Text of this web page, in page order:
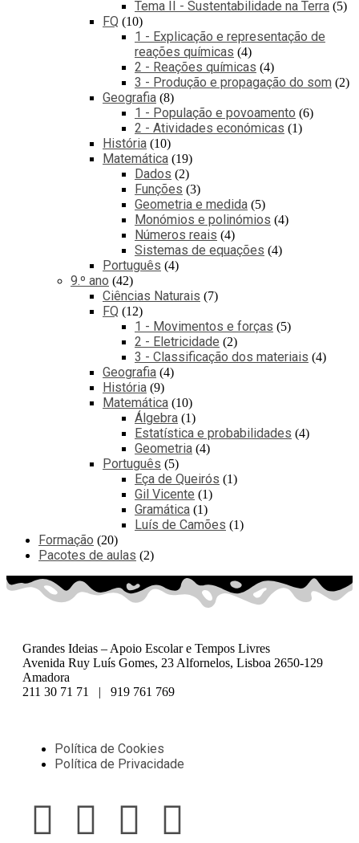
Tema II - Sustentabilidade na Terra 5
FQ 10
1 - Explicação e representação de
reações químicas 4
2 - Reações químicas 4
3 - Produção e propagação do som 2
Geografia 8
1 - População e povoamento 6
2 - Atividades económicas 1
História 10
Matemática 19
Dados 2
Funções 3
Geometria e medida 5
Monómios e polinómios 4
Números reais 4
Sistemas de equações 4
Português 4
9.º ano 42
Ciências Naturais 7
FQ 12
1 - Movimentos e forças 5
2 - Eletricidade 2
3 - Classificação dos materiais 4
Geografia 4
História 9
Matemática 10
Álgebra 1
Estatística e probabilidades 4
Geometria 4
Português 5
Eça de Queirós 1
Gil Vicente 1
Gramática 1
Luís de Camões 1
Formação 20
Pacotes de aulas 2
Grandes Ideias – Apoio Escolar e Tempos Livres
Avenida Ruy Luís Gomes, 23 Alfornelos, Lisboa 2650-129
Amadora
211 30 71 71 | 919 761 769
Política de Cookies
Política de Privacidade